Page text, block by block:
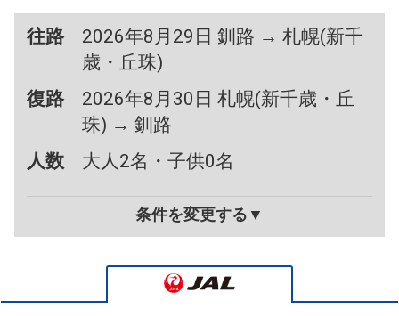
往路
2026年8月29日 釧路 → 札幌(新千
歳・丘珠)
復路
2026年8月30日 札幌(新千歳・丘
珠) → 釧路
人数
大人2名・子供0名
条件を変更する▼